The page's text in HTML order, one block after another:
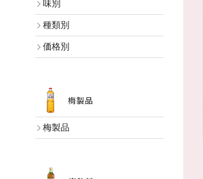
味別
種類別
価格別
梅製品